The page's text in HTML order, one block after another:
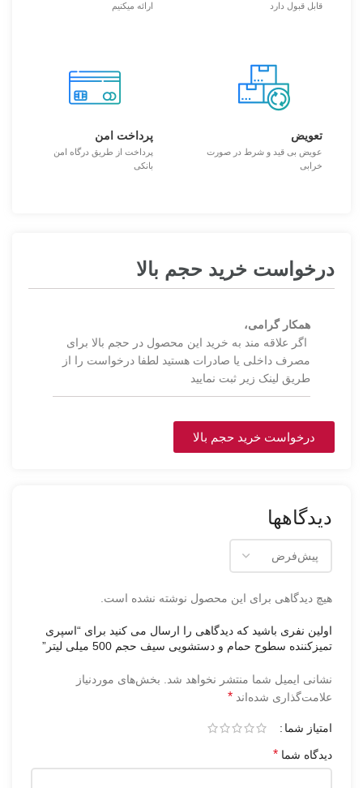
قابل قبول دارد
ارائه میکنیم
تعویض
عویض بی قید و شرط در صورت
خرابی
پرداخت امن
پرداخت از طریق درگاه امن
بانکی
درخواست خرید حجم بالا
همکار گرامی،
اگر علاقه مند به خرید این محصول در حجم بالا برای
مصرف داخلی یا صادرات هستید لطفا درخواست را از
طریق لینک زیر ثبت نمایید
درخواست خرید حجم بالا
دیدگاهها
هیچ دیدگاهی برای این محصول نوشته نشده است.
اولین نفری باشید که دیدگاهی را ارسال می کنید برای “اسپری
تمیزکننده سطوح حمام و دستشویی سیف حجم 500 میلی لیتر”
نشانی ایمیل شما منتشر نخواهد شد.
بخش‌های موردنیاز
علامت‌گذاری شده‌اند *
امتیاز شما
دیدگاه شما *